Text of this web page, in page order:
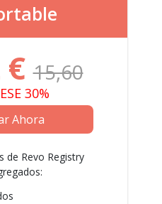
€ 15,60
30%
Ahora
de Revo Registry